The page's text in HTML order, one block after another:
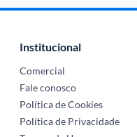
Institucional
Comercial
Fale conosco
Política de Cookies
Política de Privacidade